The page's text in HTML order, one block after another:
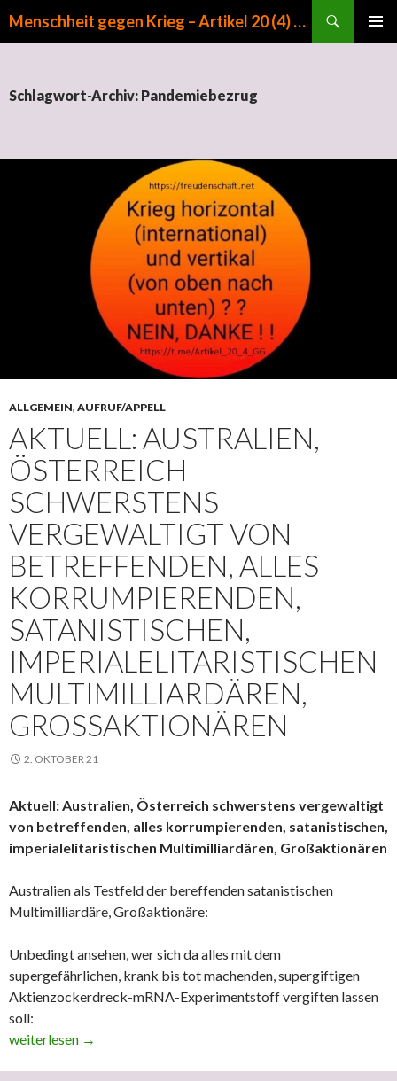
Menschheit gegen Krieg – Artikel 20 (4) GG
Schlagwort-Archiv: Pandemiebezrug
ALLGEMEIN, AUFRUF/APPELL
AKTUELL: AUSTRALIEN,
ÖSTERREICH
SCHWERSTENS
VERGEWALTIGT VON
BETREFFENDEN, ALLES
KORRUMPIERENDEN,
SATANISTISCHEN,
IMPERIALELITARISTISCHEN
MULTIMILLIARDÄREN,
GROSSAKTIONÄREN
2. OKTOBER 21
Aktuell: Australien, Österreich schwerstens vergewaltigt
von betreffenden, alles korrumpierenden, satanistischen,
imperialelitaristischen Multimilliardären, Großaktionären
Australien als Testfeld der bereffenden satanistischen
Multimilliardäre, Großaktionäre:
Unbedingt ansehen, wer sich da alles mit dem
supergefährlichen, krank bis tot machenden, supergiftigen
Aktienzockerdreck-mRNA-Experimentstoff vergiften lassen
soll:
Aktuell: Australien, Österreich schwerstens vergewaltigt von
weiterlesen →